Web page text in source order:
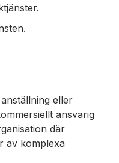
eller
ansvarig
där
av komplexa